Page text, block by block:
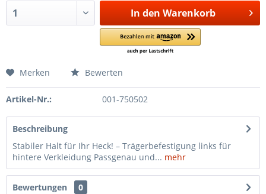
In den Warenkorb
Merken Bewerten
Artikel-Nr.: 001-750502
Beschreibung
Stabiler Halt für Ihr Heck! – Trägerbefestigung links für
hintere Verkleidung Passgenau und... mehr
Bewertungen
0